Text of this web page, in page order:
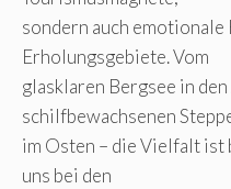
sondern auch
Erholungsgebiete. Vom
glasklaren Bergsee in
schilfbewachsenen
im Osten – die Vielfalt ist
uns bei den